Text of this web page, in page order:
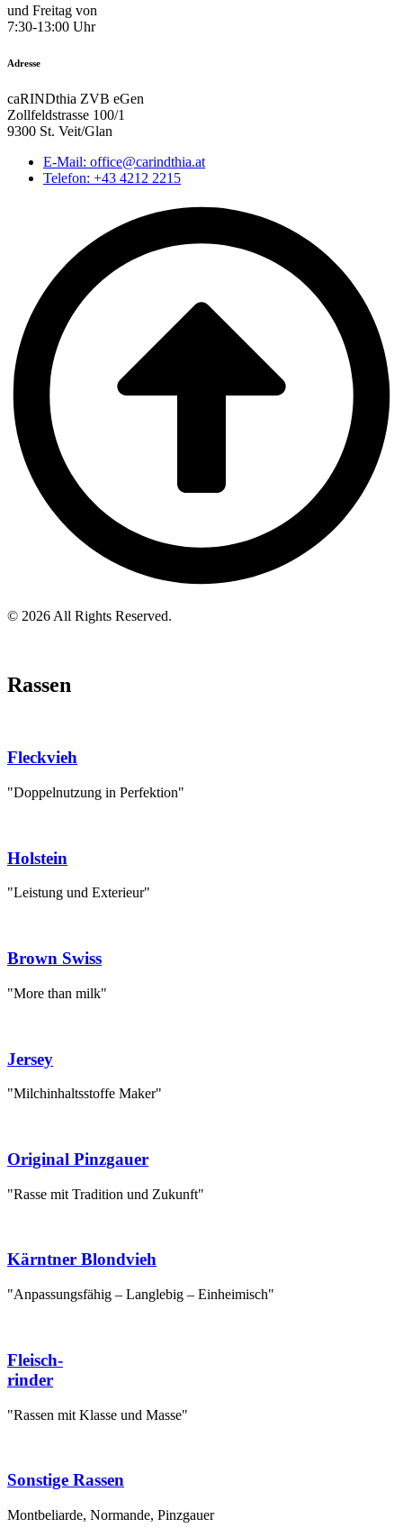
und Freitag von
7:30-13:00 Uhr
Adresse
caRINDthia ZVB eGen
Zollfeldstrasse 100/1
9300 St. Veit/Glan
E-Mail: office@carindthia.at
Telefon: +43 4212 2215
© 2026 All Rights Reserved.
Rassen
Fleckvieh
"Doppelnutzung in Perfektion"
Holstein
"Leistung und Exterieur"
Brown Swiss
"More than milk"
Jersey
"Milchinhaltsstoffe Maker"
Original Pinzgauer
"Rasse mit Tradition und Zukunft"
Kärntner Blondvieh
"Anpassungsfähig – Langlebig – Einheimisch"
Fleisch-
rinder
"Rassen mit Klasse und Masse"
Sonstige Rassen
Montbeliarde, Normande, Pinzgauer